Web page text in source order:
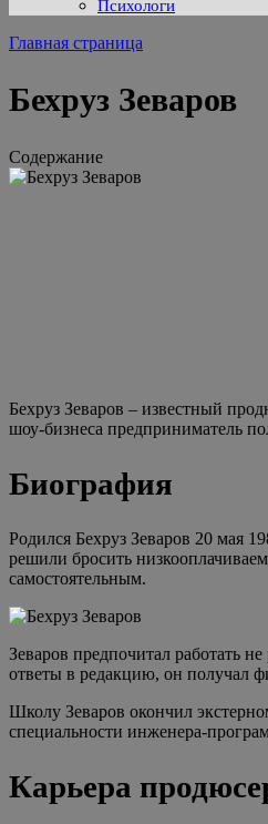
Психологи
Главная страница
Бехруз Зеваров
Содержание
Бехруз Зеваров – известный
шоу-бизнеса предприниматель
Биография
Родился Бехруз Зеваров 20 мая
решили бросить
самостоятельным.
Зеваров предпочитал работать
ответы в редакцию, он получал
Школу Зеваров окончил
специальности инженера-
Карьера